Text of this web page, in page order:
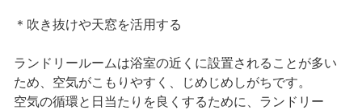
＊吹き抜けや天窓を活用する
ランドリールームは浴室の近くに設置されることが多い
ため、空気がこもりやすく、じめじめしがちです。
空気の循環と日当たりを良くするために、ランドリー